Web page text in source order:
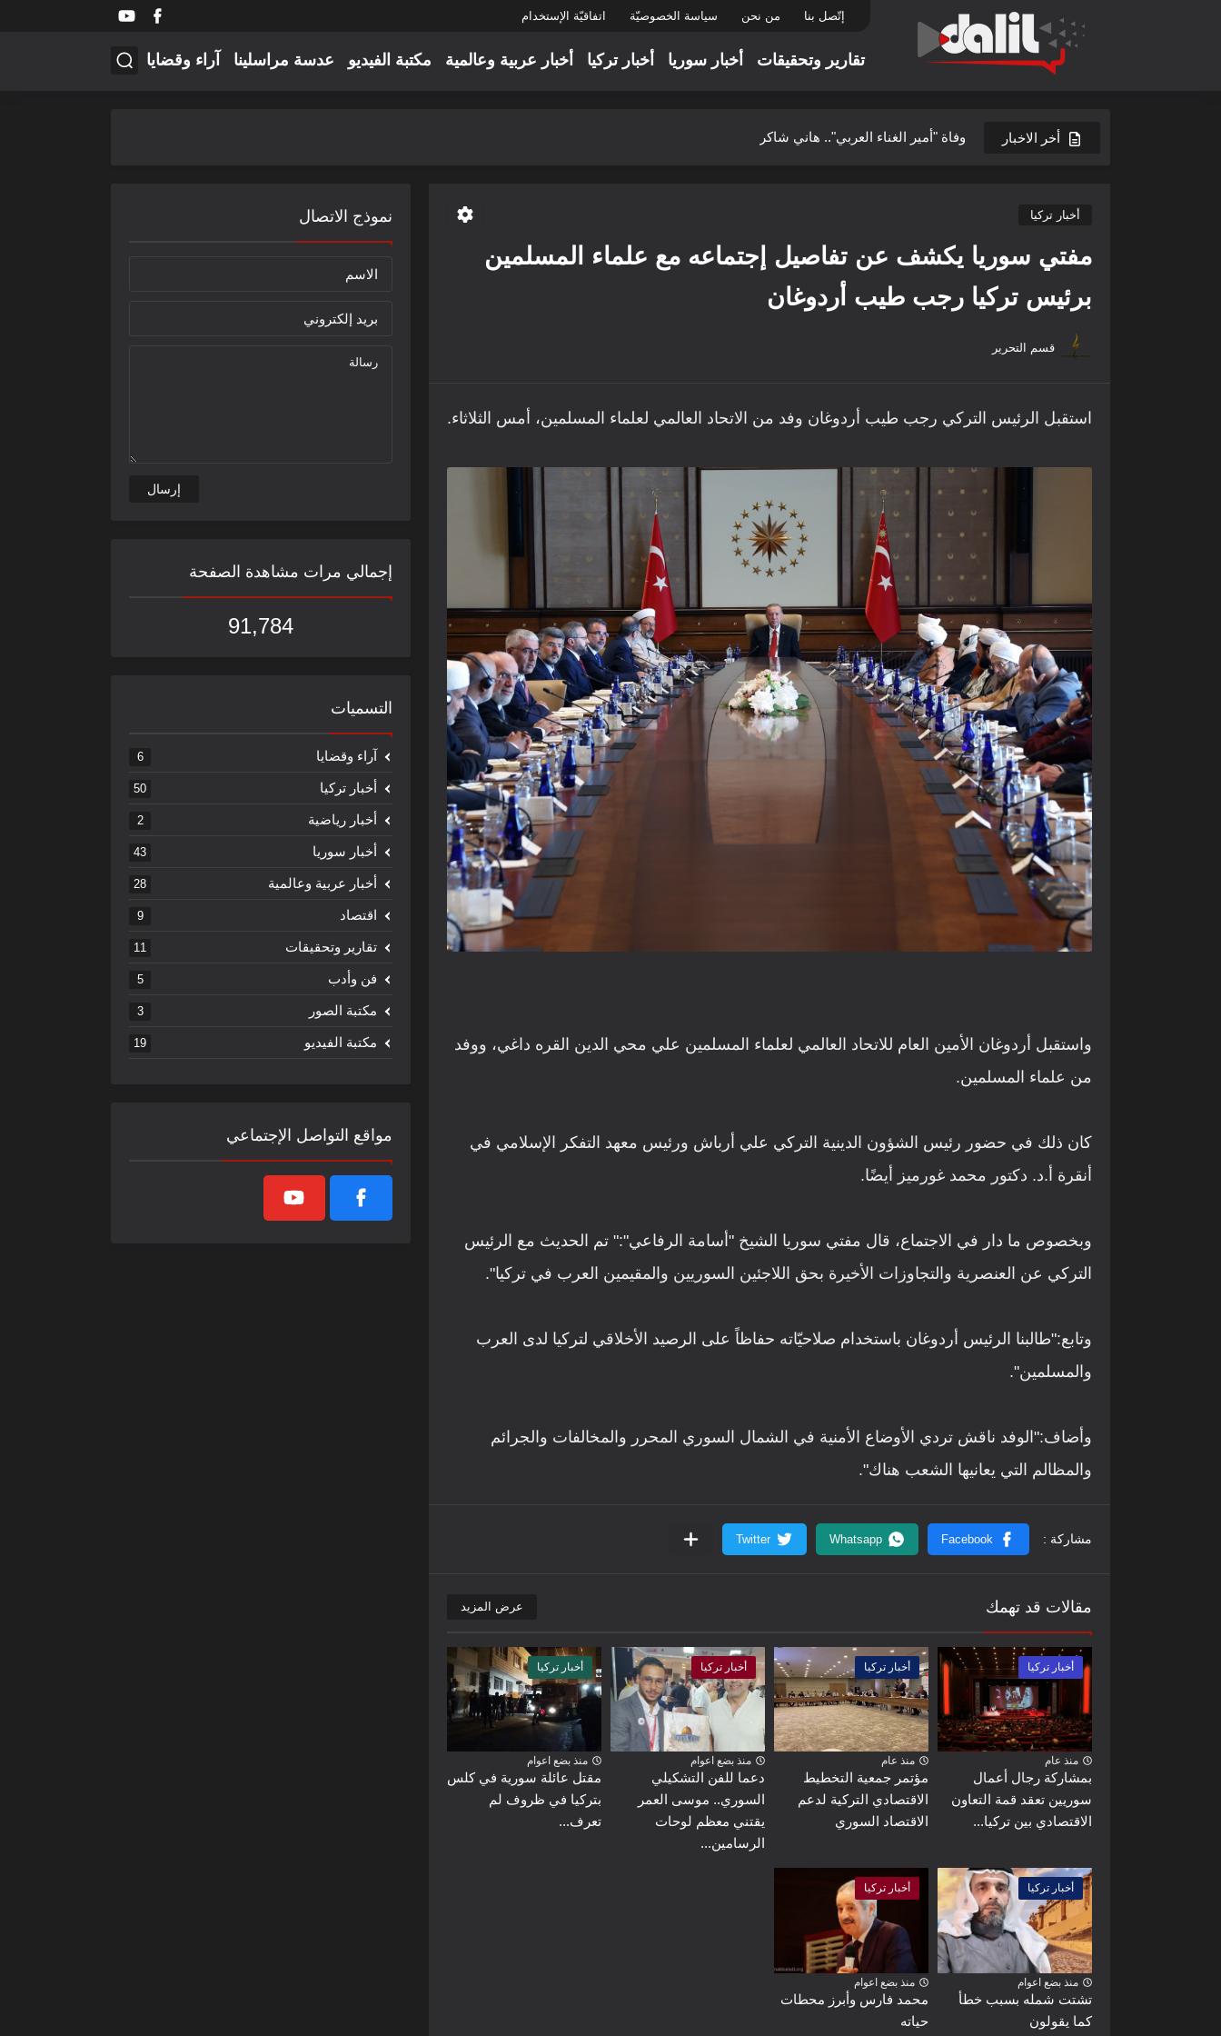
إتّصل بنا من نحن سياسة الخصوصيّة اتفاقيّة الإستخدام
تقارير وتحقيقات أخبار سوريا أخبار تركيا أخبار عربية وعالمية مكتبة الفيديو عدسة مراسلينا آراء وقضايا
أخر الاخبار وفاة "أمير الغناء العربي".. هاني شاكر
فيلم يسيء للثورة وتضحياتها
إدلب العز ترنو إلى مستقبل يليق بتضحياتها
مفاتيح بلا أبواب ومنازل بلا اسقف
أخبار تركيا
مفتي سوريا يكشف عن تفاصيل إجتماعه مع علماء المسلمين
برئيس تركيا رجب طيب أردوغان
قسم التحرير
استقبل الرئيس التركي رجب طيب أردوغان وفد من الاتحاد العالمي لعلماء المسلمين، أمس الثلاثاء.
واستقبل أردوغان الأمين العام للاتحاد العالمي لعلماء المسلمين علي محي الدين القره داغي، ووفد
من علماء المسلمين.
كان ذلك في حضور رئيس الشؤون الدينية التركي علي أرباش ورئيس معهد التفكر الإسلامي في
أنقرة أ.د. دكتور محمد غورميز أيضًا.
وبخصوص ما دار في الاجتماع، قال مفتي سوريا الشيخ "أسامة الرفاعي":" تم الحديث مع الرئيس
التركي عن العنصرية والتجاوزات الأخيرة بحق اللاجئين السوريين والمقيمين العرب في تركيا".
وتابع:"طالبنا الرئيس أردوغان باستخدام صلاحيّاته حفاظاً على الرصيد الأخلاقي لتركيا لدى العرب
والمسلمين".
وأضاف:"الوفد ناقش تردي الأوضاع الأمنية في الشمال السوري المحرر والمخالفات والجرائم
والمظالم التي يعانيها الشعب هناك".
مقالات قد تهمك عرض المزيد
أخبار تركيا
منذ عام
بمشاركة رجال أعمال
سوريين تعقد قمة التعاون
الاقتصادي بين تركيا...
أخبار تركيا
منذ عام
مؤتمر جمعية التخطيط
الاقتصادي التركية لدعم
الاقتصاد السوري
أخبار تركيا
منذ بضع اعوام
دعما للفن التشكيلي
السوري.. موسى العمر
يقتني معظم لوحات
الرسامين...
أخبار تركيا
منذ بضع اعوام
مقتل عائلة سورية في كلس
بتركيا في ظروف لم
تعرف...
أخبار تركيا
منذ بضع اعوام
تشتت شمله بسبب خطأ
كما يقولون
أخبار تركيا
منذ بضع اعوام
محمد فارس وأبرز محطات
حياته
نموذج الاتصال
إجمالي مرات مشاهدة الصفحة
91,784
التسميات
آراء وقضايا 6
أخبار تركيا 50
أخبار رياضية 2
أخبار سوريا 43
أخبار عربية وعالمية 28
اقتصاد 9
تقارير وتحقيقات 11
فن وأدب 5
مكتبة الصور 3
مكتبة الفيديو 19
مواقع التواصل الإجتماعي